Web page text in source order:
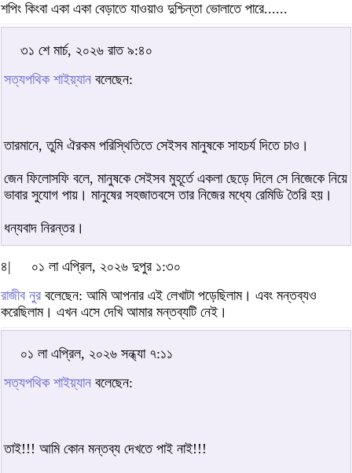
শপিং কিংবা একা একা বেড়াতে যাওয়াও দুশ্চিন্তা ভোলাতে পারে......
৩১ শে মার্চ, ২০২৬ রাত ৯:৪০
সত্যপথিক শাইয়্যান বলেছেন:
তারমানে, তুমি ঐরকম পরিস্থিতিতে সেইসব মানুষকে সাহচর্য দিতে চাও।
জেন ফিলোসফি বলে, মানুষকে সেইসব মুহূর্তে একলা ছেড়ে দিলে সে নিজেকে নিয়ে
ভাবার সুযোগ পায়। মানুষের সহজাতবসে তার নিজের মধ্যে রেমিডি তৈরি হয়।
ধন্যবাদ নিরন্তর।
৪|
০১ লা এপ্রিল, ২০২৬ দুপুর ১:৩০
রাজীব নুর বলেছেন: আমি আপনার এই লেখাটা পড়েছিলাম। এবং মন্তব্যও
করেছিলাম। এখন এসে দেখি আমার মন্তব্যটি নেই।
০১ লা এপ্রিল, ২০২৬ সন্ধ্যা ৭:১১
সত্যপথিক শাইয়্যান বলেছেন:
তাই!!! আমি কোন মন্তব্য দেখতে পাই নাই!!!